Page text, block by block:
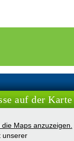
auf der Karte
Maps anzuzeigen.
unserer